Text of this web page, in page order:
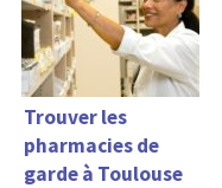
Trouver les
pharmacies de
garde à Toulouse